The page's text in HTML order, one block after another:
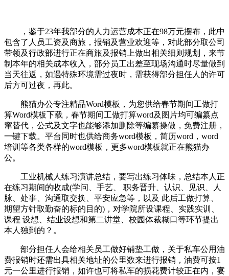
，鉴于23年我部分的人力运营成本正在98万元摆布，此中
包含了人员工资及商旅，报销及营业欢迎等，对此部分取公司
带领及行政部进行正在商旅及报销上做出相关细则规划，来节
制本年的相关成本收入，部分员工出差至现场沟通时尽量做到
当天往返，如遇特殊环境需过夜时，需获得部分担任人的许可
后方可过夜，再此。
熊猫办公专注精品Word模板，为您供给春节期间工做打
算Word模板下载，春节期间工做打算word及图片均可编纂点
窜替代，公式及文字也能够添加删除等编纂操做，免费注册，
一键下载。平台同时也供给商务word模板，简历word，word
培训等各类各样的word模板，更多word模板就正在熊猫办
公。
工业机械人练习演讲总结，要写出练习体味，总结本人正
在练习期间的收成(学问、手艺、 职务晋升、认识、见识、人
脉、处事、沟通取交换、平安应急等，以及 此后工做打算、
期望方针取勤奋的标的目的)，对学院所设课程、实践实训、
课程 设想、结业设想和第二讲堂、校园体裁糊口等环节提出
本人独到的？。
部分担任人会给相关员工做好铺垫工做，关于私车公用油
费报销时还需出具相关地址的公里数来进行报销，油费可按1
元一公里进行报销，如许也可将私车的损花费计较正在内，宴